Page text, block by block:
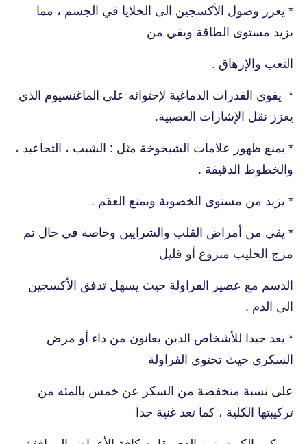
* يعزز وصول الأكسجين الى الخلايا في الجسم ، مما
يزيد مستوى الطاقة ويقي من
التعب والإرهاق .
* يقوي القدرات الدماغية لإحتوائه على الماغنسيوم الذي
يعزز نقل الإشارات العصبية.
* يمنع ظهور علامات الشيخوخة مثل : الشيب ، التجاعيد ،
والخطوط الدقيقة .
* يزيد من مستوى الخصوبة ويمنع العقم .
* يقي من أمراض القلب والشرايين وخاصة في حال تم
مزج الحليب منزوع أو قليل
الدسم مع عصير الفراولة حيث يسهل تدفق الأكسجين
الى الدم .
* يعد جيدا للأشخاص الذين يعانون من داء أو مرض
السكري حيث تحتوي الفراولة
على نسبة منخفضة من السكر عن خمس بالمئه من
تركيبتها الكلية ، كما تعد غنية جدا